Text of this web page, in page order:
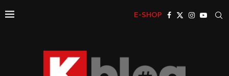
E-SHOP